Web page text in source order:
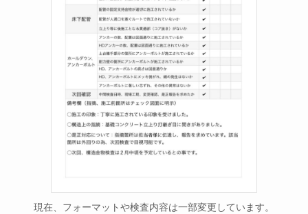
現在、フォーマットや検査内容は一部変更しています。